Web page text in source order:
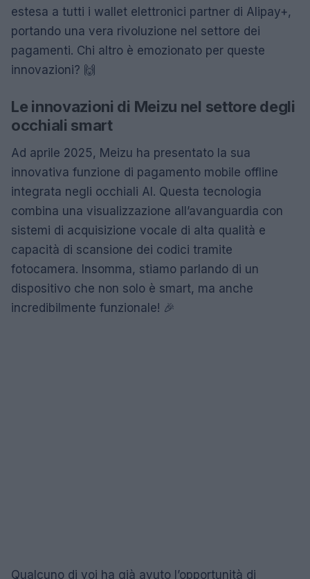
estesa a tutti i wallet elettronici partner di Alipay+,
portando una vera rivoluzione nel settore dei
pagamenti. Chi altro è emozionato per queste
innovazioni? 🙌
Le innovazioni di Meizu nel settore degli
occhiali smart
Ad aprile 2025, Meizu ha presentato la sua
innovativa funzione di pagamento mobile offline
integrata negli occhiali AI. Questa tecnologia
combina una visualizzazione all’avanguardia con
sistemi di acquisizione vocale di alta qualità e
capacità di scansione dei codici tramite
fotocamera. Insomma, stiamo parlando di un
dispositivo che non solo è smart, ma anche
incredibilmente funzionale! 🎉
Qualcuno di voi ha già avuto l’opportunità di